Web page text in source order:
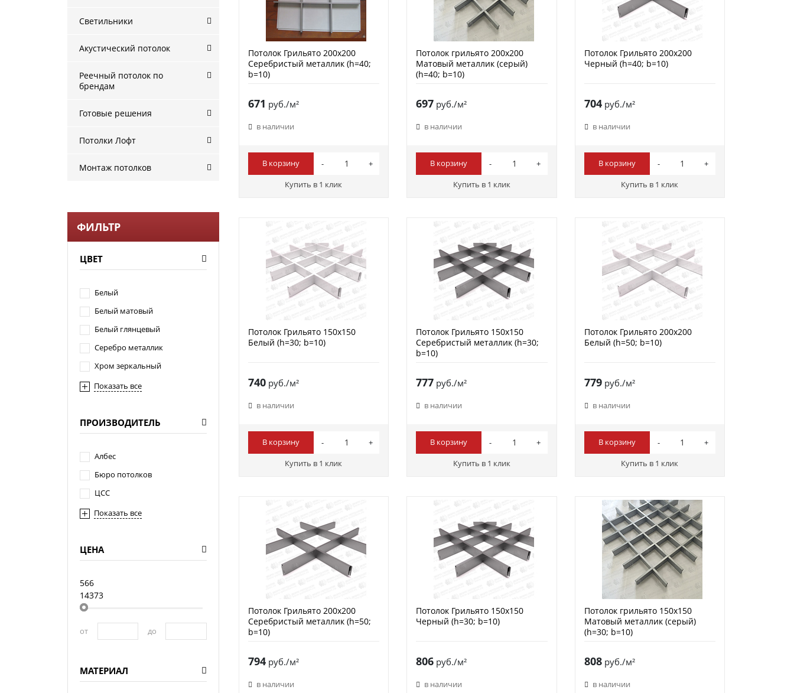
Светильники
Акустический потолок
Реечный потолок по
брендам
Готовые решения
Потолки Лофт
Монтаж потолков
ФИЛЬТР
ЦВЕТ
Белый
Белый матовый
Белый глянцевый
Серебро металлик
Хром зеркальный
Показать все
ПРОИЗВОДИТЕЛЬ
Албес
Бюро потолков
ЦСС
Показать все
ЦЕНА
566
14373
от до
МАТЕРИАЛ
Потолок Грильято 200х200
Серебристый металлик (h=40;
b=10)
671 руб./м²
в наличии
В корзину
Купить в 1 клик
Потолок грильято 200х200
Матовый металлик (серый)
(h=40; b=10)
697 руб./м²
в наличии
В корзину
Купить в 1 клик
Потолок Грильято 200х200
Черный (h=40; b=10)
704руб./м²
в наличии
В корзину
Купить в 1 клик
Потолок Грильято 150х150
Белый (h=30; b=10)
740руб./м²
в наличии
В корзину
Купить в 1 клик
Потолок Грильято 150х150
Серебристый металлик (h=30;
b=10)
777 руб./м²
в наличии
В корзину
Купить в 1 клик
Потолок Грильято 200х200
Белый (h=50; b=10)
779руб./м²
в наличии
В корзину
Купить в 1 клик
Потолок Грильято 200х200
Серебристый металлик (h=50;
b=10)
794руб./м²
в наличии
Потолок Грильято 150х150
Черный (h=30; b=10)
806 руб./м²
в наличии
Потолок грильято 150х150
Матовый металлик (серый)
(h=30; b=10)
808руб./м²
в наличии